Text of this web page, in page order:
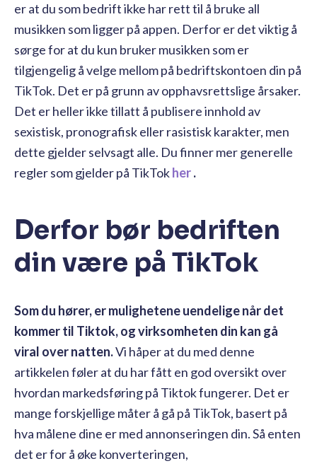
er at du som bedrift ikke har rett til å bruke all
musikken som ligger på appen. Derfor er det viktig å
sørge for at du kun bruker musikken som er
tilgjengelig å velge mellom på bedriftskontoen din på
TikTok. Det er på grunn av opphavsrettslige årsaker.
Det er heller ikke tillatt å publisere innhold av
sexistisk, pronografisk eller rasistisk karakter, men
dette gjelder selvsagt alle. Du finner mer generelle
regler som gjelder på TikTokher.
Derfor bør bedriften
din være på TikTok
Som du hører, er mulighetene uendelige når det
kommer til Tiktok, og virksomheten din kan gå
viral over natten.Vi håper at du med denne
artikkelen føler at du har fått en god oversikt over
hvordan markedsføring på Tiktok fungerer. Det er
mange forskjellige måter å gå på TikTok, basert på
hva målene dine er med annonseringen din. Så enten
det er for å øke konverteringen,